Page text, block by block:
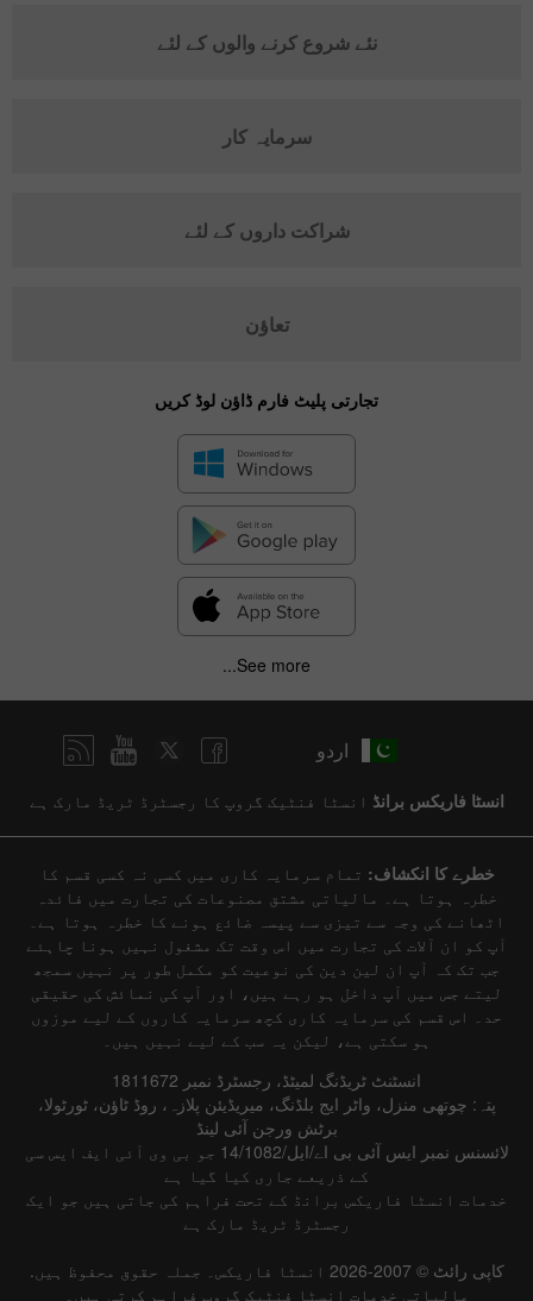
نئے شروع کرنے والوں کے لئے
سرمایہ کار
شراکت داروں کے لئے
تعاؤن
تجارتی پلیٹ فارم ڈاؤن لوڈ کریں
See more...
اردو
انسٹا فاریکس برانڈ انسٹا فنٹیک گروپ کا رجسٹرڈ ٹریڈ مارک ہے
خطرے کا انکشاف: تمام سرمایہ کاری میں کسی نہ کسی قسم کا
خطرہ ہوتا ہے۔ مالیاتی مشتق مصنوعات کی تجارت میں فائدہ
اٹھانے کی وجہ سے تیزی سے پیسہ ضائع ہونے کا خطرہ ہوتا ہے۔
آپ کو ان آلات کی تجارت میں اس وقت تک مشغول نہیں ہونا چاہئے
جب تک کہ آپ ان لین دین کی نوعیت کو مکمل طور پر نہیں سمجھ
لیتے جس میں آپ داخل ہو رہے ہیں، اور آپ کی نمائش کی حقیقی
حد۔ اس قسم کی سرمایہ کاری کچھ سرمایہ کاروں کے لیے موزوں
ہو سکتی ہے، لیکن یہ سب کے لیے نہیں ہیں۔
انسٹنٹ ٹریڈنگ لمیٹڈ، رجسٹرڈ نمبر 1811672
پتہ: چوتھی منزل، واٹر ایج بلڈنگ، میریڈیئن پلازہ، روڈ ٹاؤن، ٹورٹولا،
برٹش ورجن آئی لینڈ
لائسنس نمبر ایس آئی بی اے/ایل/14/1082 جو بی وی آئی ایف ایس سی
کے ذریعے جاری کیا گیا ہے
خدمات انسٹا فاریکس برانڈ کے تحت فراہم کی جاتی ہیں جو ایک
رجسٹرڈ ٹریڈ مارک ہے
کاپی رائٹ © 2007-2026 انسٹا فاریکس۔ جملہ حقوق محفوظ ہیں.
مالیاتی خدمات انسٹا فنٹیک گروپ فراہم کرتی ہیں۔